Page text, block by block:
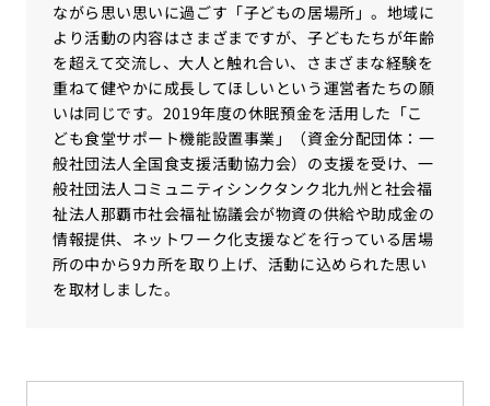
ながら思い思いに過ごす「子どもの居場所」。地域に
より活動の内容はさまざまですが、子どもたちが年齢
を超えて交流し、大人と触れ合い、さまざまな経験を
重ねて健やかに成長してほしいという運営者たちの願
いは同じです。2019年度の休眠預金を活用した「こ
ども食堂サポート機能設置事業」（資金分配団体：一
般社団法人全国食支援活動協力会）の支援を受け、一
般社団法人コミュニティシンクタンク北九州と社会福
祉法人那覇市社会福祉協議会が物資の供給や助成金の
情報提供、ネットワーク化支援などを行っている居場
所の中から9カ所を取り上げ、活動に込められた思い
を取材しました。